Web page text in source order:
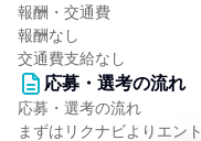
報酬・交通費
報酬なし
交通費支給なし
応募・選考の流れ
応募・選考の流れ
まずはリクナビよりエン